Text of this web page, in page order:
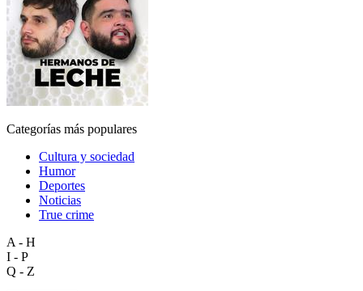
Categorías más populares
Cultura y sociedad
Humor
Deportes
Noticias
True crime
A - H
I - P
Q - Z